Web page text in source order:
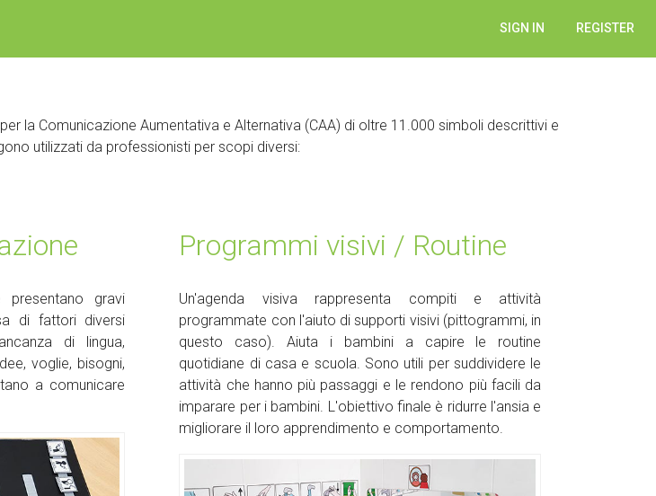
SIGN IN REGISTER
la Comunicazione Aumentativa e Alternativa (CAA) di oltre 11.000 simboli descrittivi e
utilizzati da professionisti per scopi diversi:
gravi
di fattori diversi
di lingua,
voglie, bisogni,
a comunicare
Programmi visivi / Routine
Un'agenda visiva rappresenta compiti e attività
programmate con l'aiuto di supporti visivi (pittogrammi, in
questo caso). Aiuta i bambini a capire le routine
quotidiane di casa e scuola. Sono utili per suddividere le
attività che hanno più passaggi e le rendono più facili da
imparare per i bambini. L'obiettivo finale è ridurre l'ansia e
migliorare il loro apprendimento e comportamento.